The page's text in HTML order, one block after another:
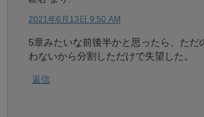
2021年6月13日 9:50 AM
5章みたいな前後半かと思ったら、ただ
わないから分割しただけで失望した。
返信